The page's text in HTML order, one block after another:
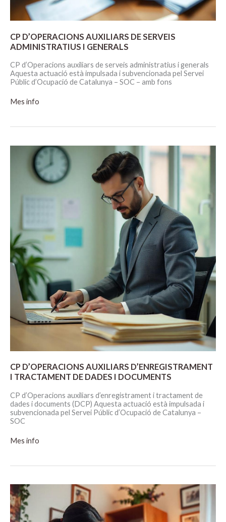
CP D’OPERACIONS AUXILIARS DE SERVEIS
ADMINISTRATIUS I GENERALS
CP d’Operacions auxiliars de serveis administratius i generals
Aquesta actuació està impulsada i subvencionada pel Servei
Públic d’Ocupació de Catalunya – SOC – amb fons
CP
DE
ADMINISTRATIUS
GENERALS
Mes info
CP D’OPERACIONS AUXILIARS D’ENREGISTRAMENT
I TRACTAMENT DE DADES I DOCUMENTS
CP d’Operacions auxiliars d’enregistrament i tractament de
dades i documents (DCP) Aquesta actuació està impulsada i
subvencionada pel Servei Públic d’Ocupació de Catalunya –
SOC
CP
D’ENREGISTRAMENT
TRACTAMENT
DE
DADES
I
DOCUMENTS
Mes info